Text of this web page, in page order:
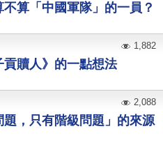
算「中國軍隊」的一員？
貢贖人》的一點想法
1,882
題，只有階級問題」的來源
2,088